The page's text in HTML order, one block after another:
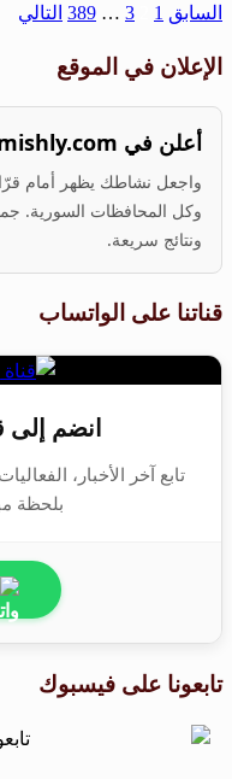
السابق 1
3
…
389 التالي
الإعلان في الموقع
أعلن في Qamishly.com
واجعل نشاطك يظهر أمام
وكل المحافظات السورية.
ونتائج سريعة.
قناتنا على الواتساب
انضم إلى
تابع آخر الأخبار،
بلحظة
تابعونا على فيسبوك